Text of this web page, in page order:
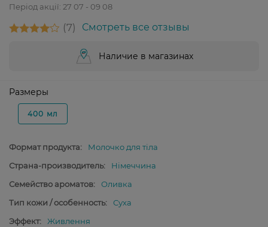
Період акції: 27 07 - 09 08
7 Смотреть все отзывы
Наличие в магазинах
Размеры
400 мл
Формат продукта:
Молочко для тіла
Страна-производитель:
Німеччина
Семейство ароматов:
Оливка
Тип кожи / особенность:
Суха
Эффект:
Живлення